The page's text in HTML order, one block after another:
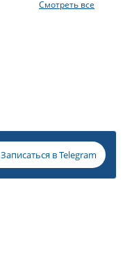
Смотреть все
Записаться вTelegram